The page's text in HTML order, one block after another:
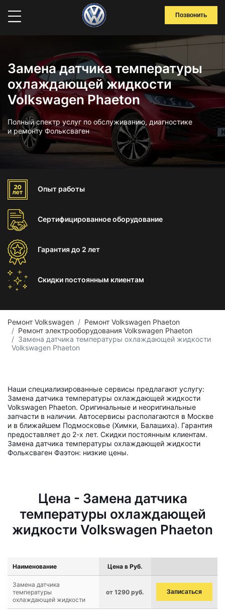
Позвонить
Замена датчика температуры
охлаждающей жидкости
Volkswagen Phaeton
Полный спектр услуг по обслуживанию, диагностике
и ремонту Фольксваген
Опыт работы
Сертифицированноеоборудование
Гарантиядо 2 лет
Скидки постоянным клиентам
Ремонт Volkswagen
Ремонт Volkswagen Phaeton
Ремонт электрооборудования Volkswagen Phaeton
Замена датчика температуры охлаждающей жидкости
Volkswagen Phaeton
Наши специализированные сервисы предлагают услугу:
Замена датчика температуры охлаждающей жидкости
Volkswagen Phaeton. Оригинальные и неоригинальные
запчасти в наличии. Автосервисы располагаются в Москве
и в ближайшем Подмосковье (Химки, Балашиха). Гарантия
предоставляет до 2-х лет. Скидки постоянным клиентам.
Замена датчика температуры охлаждающей жидкости
Фольксваген Фаэтон: низкие цены.
Цена - Замена датчика
температуры охлаждающей
жидкости Volkswagen Phaeton
Наименование Цена в Руб.
Замена датчика
температуры
охлаждающей жидкости
от 1290 руб. Записаться